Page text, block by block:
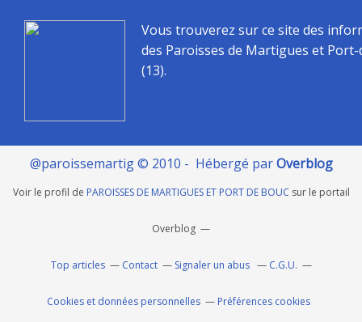
Vous trouverez sur ce site des
des Paroisses de Martigues et
(13).
@paroissemartig © 2010 - Hébergé parOverblog
Voir le profil de PAROISSES DE MARTIGUES ET PORT DE BOUC sur le portail
Overblog
Top articles Contact Signaler un abus C.G.U.
Cookies et données personnelles Préférences cookies